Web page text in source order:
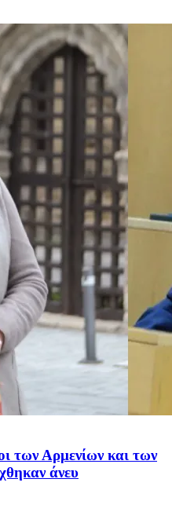
των Αρμενίων και των
άνευ